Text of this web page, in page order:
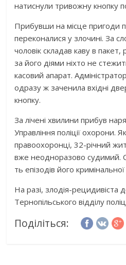
натиснули тривожну кнопку
Прибувши на місце пригоди
переконалися у злочині. За
чоловік складав каву в
за його діями ніхто не
касовий апарат.
одразу ж заченила вхідні
кнопку.
За лічені хвилини прибув
Управління поліції охорони.
правоохоронці, 32-річний
вже неодноразово судимий.
ть епізодів його кримінальної
На разі, злодія-рецидивіста
Тернопільського відділу
Поділіться: